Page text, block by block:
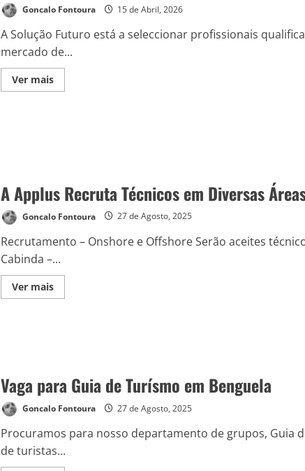
Goncalo Fontoura 15 de Abril, 2026
A Solução Futuro está a seleccionar profissionais
mercado de...
Ver mais
A Applus Recruta Técnicos em Diversas
Goncalo Fontoura 27 de Agosto, 2025
Recrutamento – Onshore e Offshore Serão aceites
Cabinda –...
Ver mais
Vaga para Guia de Turísmo em Benguela
Goncalo Fontoura 27 de Agosto, 2025
Procuramos para nosso departamento de grupos, Guia
de turistas...